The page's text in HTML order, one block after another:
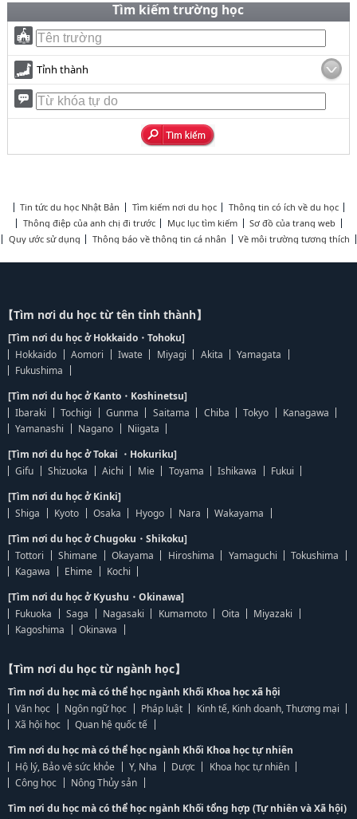
Tìm kiếm trường học
Tỉnh thành
Tin tức du học Nhật Bản Tìm kiếm nơi du học
Thông tin có ích về du học
Thông điệp của anh chị đi trước
Mục lục tìm kiếm
Sơ đồ của trang web
Quy ước sử dụng
Thông báo về thông tin cá nhân Về môi trường tương thích
【Tìm nơi du học từ tên tỉnh thành】
[Tìm nơi du học ở Hokkaido・Tohoku]
Hokkaido
Aomori Iwate Miyagi Akita
Yamagata
Fukushima
[Tìm nơi du học ở Kanto・Koshinetsu]
Ibaraki
Tochigi Gunma Saitama Chiba Tokyo
Kanagawa
Yamanashi
Nagano
Niigata
[Tìm nơi du học ở Tokai ・Hokuriku]
Gifu
Shizuoka Aichi Mie Toyama Ishikawa
Fukui
[Tìm nơi du học ở Kinki]
Shiga
Kyoto Osaka Hyogo Nara
Wakayama
[Tìm nơi du học ở Chugoku・Shikoku]
Tottori
Shimane Okayama Hiroshima Yamaguchi
Tokushima
Kagawa
Ehime
Kochi
[Tìm nơi du học ở Kyushu・Okinawa]
Fukuoka
Saga Nagasaki Kumamoto Oita
Miyazaki
Kagoshima
Okinawa
【Tìm nơi du học từ ngành học】
Tìm nơi du học mà có thể học ngành Khối Khoa học xã hội
Văn học
Ngôn ngữ học Pháp luật
Kinh tế, Kinh doanh, Thương mại
Xã hội học
Quan hệ quốc tế
Tìm nơi du học mà có thể học ngành Khối Khoa học tự nhiên
Hộ lý, Bảo vệ sức khỏe
Y, Nha Dược
Khoa học tự nhiên
Công học
Nông Thủy sản
Tìm nơi du học mà có thể học ngành Khối tổng hợp (Tự nhiên và Xã hội)